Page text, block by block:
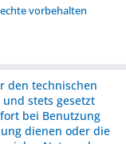
vorbehalten
den technischen
stets gesetzt
bei Benutzung
dienen oder die